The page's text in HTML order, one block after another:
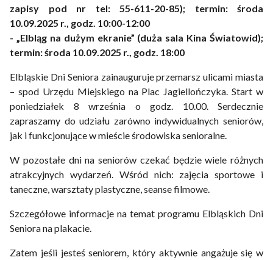
zapisy pod nr tel: 55-611-20-85); termin: środa
10.09.2025 r., godz. 10:00-12:00
- „Elbląg na dużym ekranie” (duża sala Kina Światowid);
termin: środa 10.09.2025 r., godz. 18:00
Elbląskie Dni Seniora zainauguruje przemarsz ulicami miasta
– spod Urzędu Miejskiego na Plac Jagiellończyka. Start w
poniedziałek 8 września o godz. 10.00. Serdecznie
zapraszamy do udziału zarówno indywidualnych seniorów,
jak i funkcjonujące w mieście środowiska senioralne.
W pozostałe dni na seniorów czekać będzie wiele różnych
atrakcyjnych wydarzeń. Wśród nich: zajęcia sportowe i
taneczne, warsztaty plastyczne, seanse filmowe.
Szczegółowe informacje na temat programu Elbląskich Dni
Seniora na plakacie.
Zatem jeśli jesteś seniorem, który aktywnie angażuje się w